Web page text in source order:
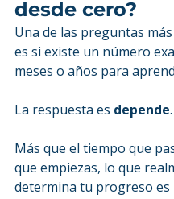
desde cero?
Una de las preguntas
es si existe un número
meses o años para
La respuesta es depende.
Más que el tiempo que
que empiezas, lo que
determina tu progreso es